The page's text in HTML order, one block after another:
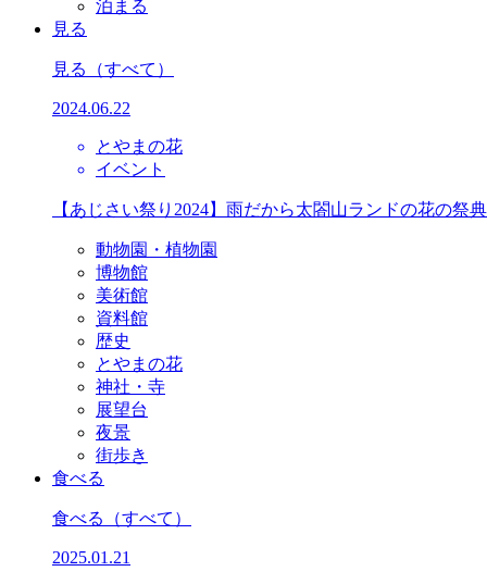
泊まる
見る
見る （すべて）
2024.06.22
とやまの花
イベント
【あじさい祭り2024】雨だから太閤山ランドの花の祭
動物園・植物園
博物館
美術館
資料館
歴史
とやまの花
神社・寺
展望台
夜景
街歩き
食べる
食べる （すべて）
2025.01.21